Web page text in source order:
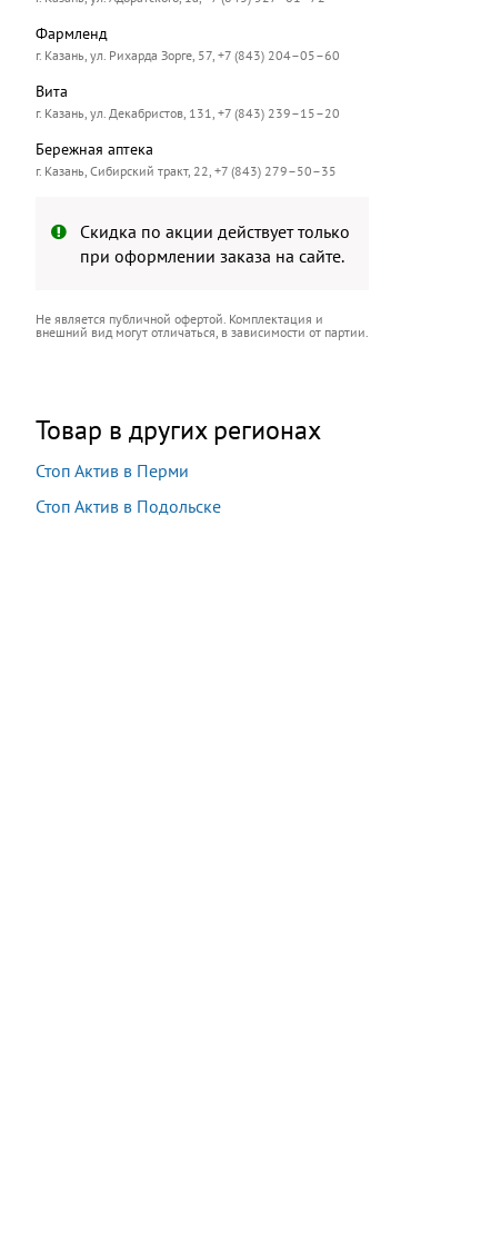
Фармленд
г. Казань, ул. Рихарда Зорге, 57, +7 (843) 204–05–60
Вита
г. Казань, ул. Декабристов, 131, +7 (843) 239–15–20
Бережная аптека
г. Казань, Сибирский тракт, 22, +7 (843) 279–50–35
Скидка по акции действует только
при оформлении заказа на сайте.
Не является публичной офертой. Комплектация и
внешний вид могут отличаться, в зависимости от партии.
Товар в других регионах
Стоп Актив в Перми
Стоп Актив в Подольске